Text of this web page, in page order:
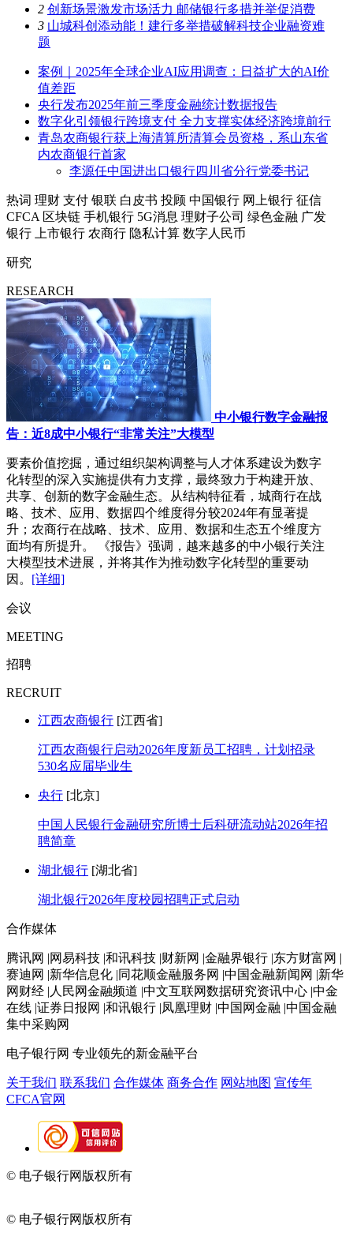
2 创新场景激发市场活力 邮储银行多措并举促消费
3 山城科创添动能！建行多举措破解科技企业融资难
题
案例｜2025年全球企业AI应用调查：日益扩大的AI价
值差距
央行发布2025年前三季度金融统计数据报告
数字化引领银行跨境支付 全力支撑实体经济跨境前行
青岛农商银行获上海清算所清算会员资格，系山东省
内农商银行首家
李源任中国进出口银行四川省分行党委书记
热词 理财 支付 银联 白皮书 投顾 中国银行 网上银行 征信
CFCA 区块链 手机银行 5G消息 理财子公司 绿色金融 广发
银行
上市银行 农商行 隐私计算 数字人民币
研究
RESEARCH
中小银行数字金融报
告：近8成中小银行“非常关注”大模型
要素价值挖掘，通过组织架构调整与人才体系建设为数字
化转型的深入实施提供有力支撑，最终致力于构建开放、
共享、创新的数字金融生态。从结构特征看，城商行在战
略、技术、应用、数据四个维度得分较2024年有显著提
升；农商行在战略、技术、应用、数据和生态五个维度方
面均有所提升。 《报告》强调，越来越多的中小银行关注
大模型技术进展，并将其作为推动数字化转型的重要动
因。 [详细]
会议
MEETING
招聘
RECRUIT
江西农商银行 [江西省]
江西农商银行启动2026年度新员工招聘，计划招录
530名应届毕业生
央行 [北京]
中国人民银行金融研究所博士后科研流动站2026年招
聘简章
湖北银行 [湖北省]
湖北银行2026年度校园招聘正式启动
合作媒体
腾讯网 |网易科技 |和讯科技 |财新网 |金融界银行 |东方财富网 |
赛迪网 |新华信息化 |同花顺金融服务网 |中国金融新闻网 |新华
网财经 |人民网金融频道 |中文互联网数据研究资讯中心 |中金
在线 |证券日报网 |和讯银行 |凤凰理财 |中国网金融 |中国金融
集中采购网
电子银行网 专业领先的新金融平台
关于我们 联系我们 合作媒体 商务合作 网站地图 宣传年
CFCA官网
© 电子银行网版权所有
© 电子银行网版权所有